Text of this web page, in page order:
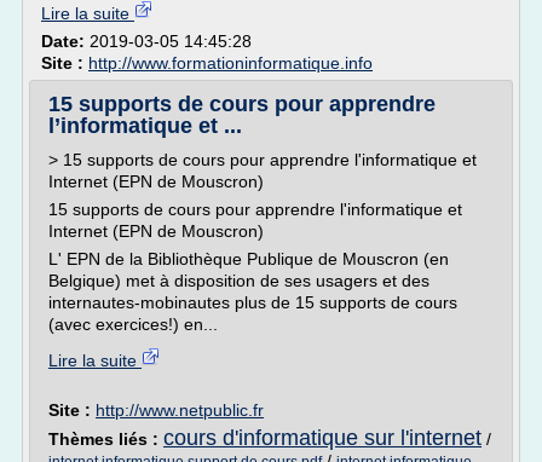
Lire la suite
Date: 2019-03-05 14:45:28
Site : http://www.formationinformatique.info
15 supports de cours pour apprendre
l’informatique et ...
> 15 supports de cours pour apprendre l'informatique et
Internet (EPN de Mouscron)
15 supports de cours pour apprendre l'informatique et
Internet (EPN de Mouscron)
L' EPN de la Bibliothèque Publique de Mouscron (en
Belgique) met à disposition de ses usagers et des
internautes-mobinautes plus de 15 supports de cours
(avec exercices!) en...
Lire la suite
Site : http://www.netpublic.fr
Thèmes liés : cours d'informatique sur l'internet /